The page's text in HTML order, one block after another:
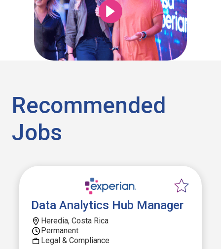
Recommended
Jobs
Data Analytics Hub Manager
Heredia, Costa Rica
Permanent
Legal & Compliance